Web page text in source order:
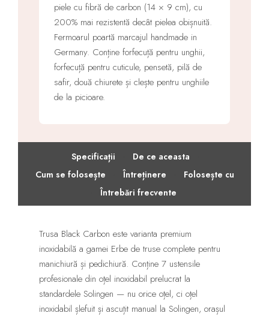
piele cu fibră de carbon (14 × 9 cm), cu
200% mai rezistentă decât pielea obișnuită.
Fermoarul poartă marcajul handmade in
Germany. Conține forfecuță pentru unghii,
forfecuță pentru cuticule, pensetă, pilă de
safir, două chiurete și clește pentru unghiile
de la picioare.
Specificații De ce aceasta
Cum se folosește Întreținere Folosește cu
Întrebări frecvente
Trusa Black Carbon este varianta premium
inoxidabilă a gamei Erbe de truse complete pentru
manichiură și pedichiură. Conține 7 ustensile
profesionale din oțel inoxidabil prelucrat la
standardele Solingen — nu orice oțel, ci oțel
inoxidabil șlefuit și ascuțit manual la Solingen, orașul